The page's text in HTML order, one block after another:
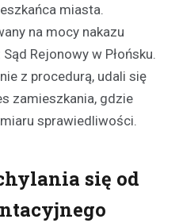
miasta.
na mocy nakazu
Rejonowy w Płońsku.
z procedurą, udali się
zamieszkania, gdzie
sprawiedliwości.
się od